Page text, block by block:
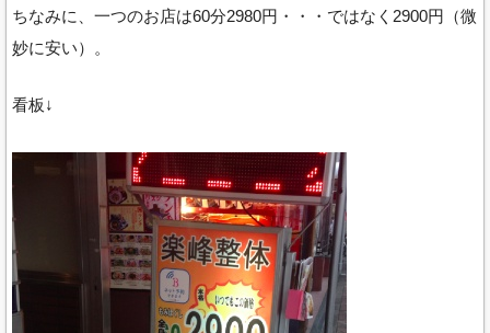
ちなみに、一つのお店は60分2980円・・・ではなく2900円（微
妙に安い）。
看板↓